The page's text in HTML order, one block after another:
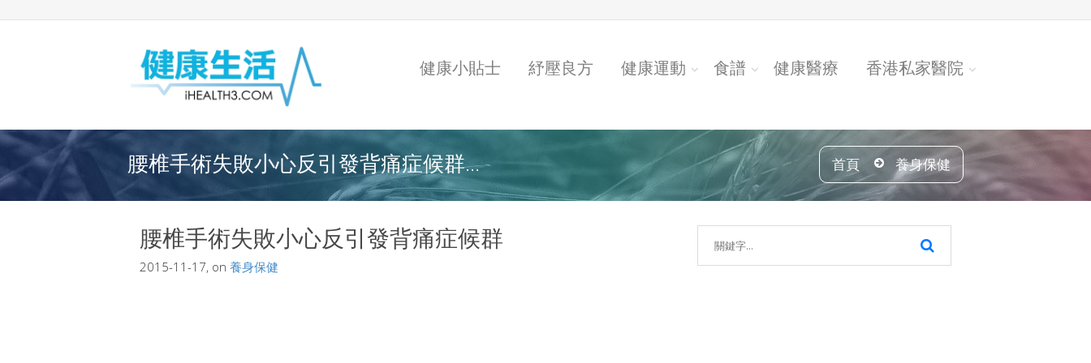
健康小貼士 紓壓良方 健康運動 食譜 健康醫療 香港私家醫院
腰椎手術失敗小心反引發背痛症候群... 首頁 養身保健
腰椎手術失敗小心反引發背痛症候群
2015-11-17, on 養身保健